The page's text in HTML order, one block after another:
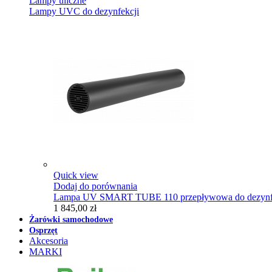
Lampy UVC do dezynfekcji
Quick view
Dodaj do porównania
Lampa UV SMART TUBE 110 przepływowa do
1 845,00 zł
Żarówki samochodowe
Osprzęt
Akcesoria
MARKI